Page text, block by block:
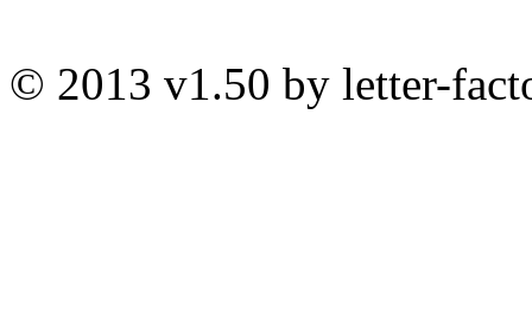
© 2013 v1.50 by letter-